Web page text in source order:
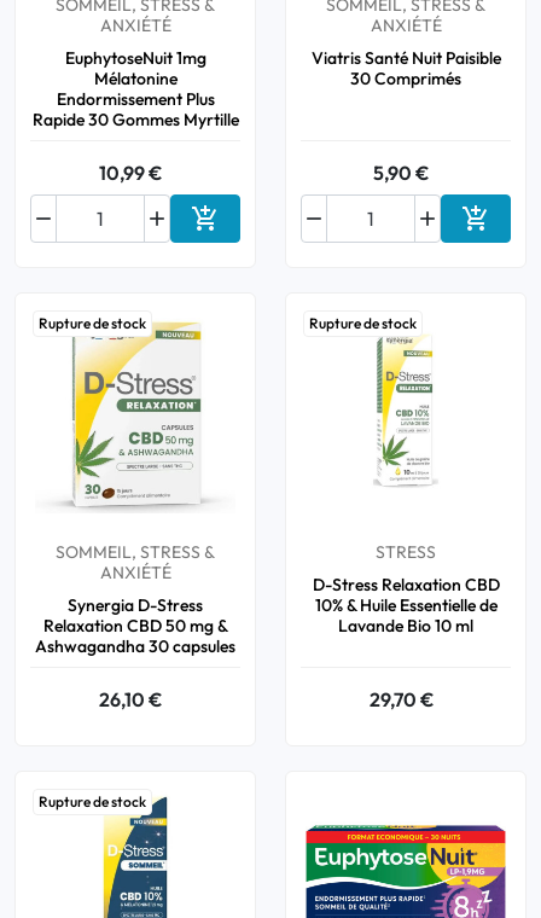
SOMMEIL, STRESS &
ANXIÉTÉ
EuphytoseNuit 1mg
Mélatonine
Endormissement Plus
Rapide 30 Gommes Myrtille
10,99 €

 Ajouter au panier
SOMMEIL, STRESS &
ANXIÉTÉ
Viatris Santé Nuit Paisible
30 Comprimés
5,90 €

 
Rupture de stock
SOMMEIL, STRESS &
ANXIÉTÉ
Synergia D-Stress
Relaxation CBD 50 mg &
Ashwagandha 30 capsules
26,10 €
Rupture de stock
STRESS
D-Stress Relaxation CBD
10% & Huile Essentielle de
Lavande Bio 10 ml
29,70 €
Rupture de stock